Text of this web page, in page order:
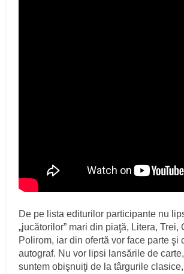
De pe lista editurilor participante nu
„jucătorilor” mari din piaţă, Litera, Trei,
Polirom, iar din ofertă vor face parte şi
autograf. Nu vor lipsi lansările de
suntem obişnuiţi de la târgurile